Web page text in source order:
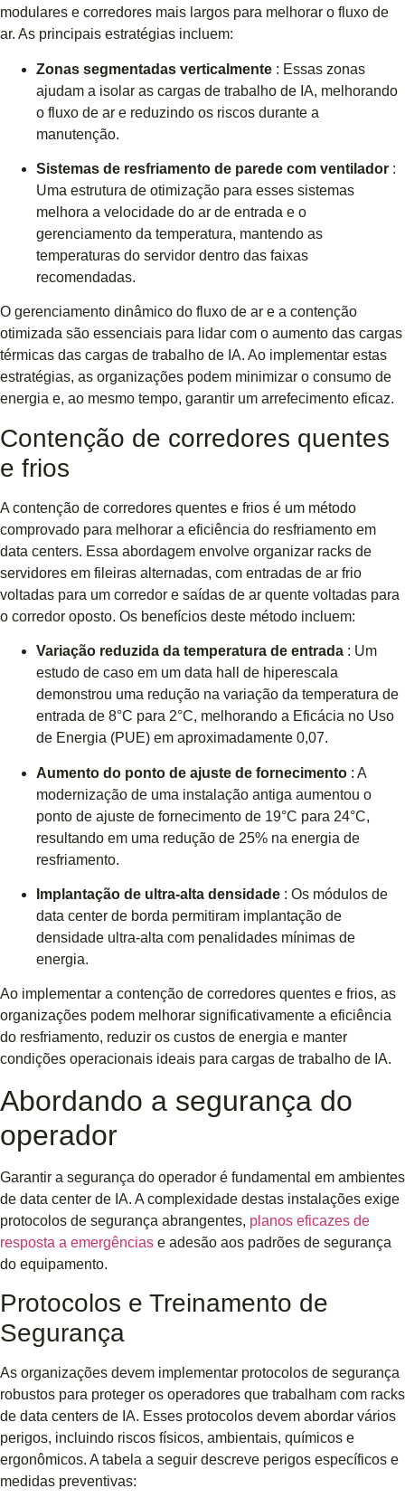
modulares e corredores mais largos para melhorar o fluxo de
ar. As principais estratégias incluem:
Zonas segmentadas verticalmente : Essas zonas
ajudam a isolar as cargas de trabalho de IA, melhorando
o fluxo de ar e reduzindo os riscos durante a
manutenção.
Sistemas de resfriamento de parede com ventilador :
Uma estrutura de otimização para esses sistemas
melhora a velocidade do ar de entrada e o
gerenciamento da temperatura, mantendo as
temperaturas do servidor dentro das faixas
recomendadas.
O gerenciamento dinâmico do fluxo de ar e a contenção
otimizada são essenciais para lidar com o aumento das cargas
térmicas das cargas de trabalho de IA. Ao implementar estas
estratégias, as organizações podem minimizar o consumo de
energia e, ao mesmo tempo, garantir um arrefecimento eficaz.
Contenção de corredores quentes
e frios
A contenção de corredores quentes e frios é um método
comprovado para melhorar a eficiência do resfriamento em
data centers. Essa abordagem envolve organizar racks de
servidores em fileiras alternadas, com entradas de ar frio
voltadas para um corredor e saídas de ar quente voltadas para
o corredor oposto. Os benefícios deste método incluem:
Variação reduzida da temperatura de entrada : Um
estudo de caso em um data hall de hiperescala
demonstrou uma redução na variação da temperatura de
entrada de 8°C para 2°C, melhorando a Eficácia no Uso
de Energia (PUE) em aproximadamente 0,07.
Aumento do ponto de ajuste de fornecimento : A
modernização de uma instalação antiga aumentou o
ponto de ajuste de fornecimento de 19°C para 24°C,
resultando em uma redução de 25% na energia de
resfriamento.
Implantação de ultra-alta densidade : Os módulos de
data center de borda permitiram implantação de
densidade ultra-alta com penalidades mínimas de
energia.
Ao implementar a contenção de corredores quentes e frios, as
organizações podem melhorar significativamente a eficiência
do resfriamento, reduzir os custos de energia e manter
condições operacionais ideais para cargas de trabalho de IA.
Abordando a segurança do
operador
Garantir a segurança do operador é fundamental em ambientes
de data center de IA. A complexidade destas instalações exige
protocolos de segurança abrangentes, planos eficazes de
resposta a emergências e adesão aos padrões de segurança
do equipamento.
Protocolos e Treinamento de
Segurança
As organizações devem implementar protocolos de segurança
robustos para proteger os operadores que trabalham com racks
de data centers de IA. Esses protocolos devem abordar vários
perigos, incluindo riscos físicos, ambientais, químicos e
ergonômicos. A tabela a seguir descreve perigos específicos e
medidas preventivas: